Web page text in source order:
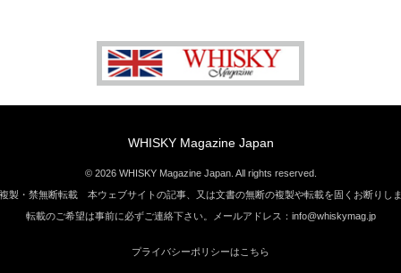
WHISKY Magazine Japan
© 2026 WHISKY Magazine Japan. All rights reserved.
製・禁無断転載 本ウェブサイトの記事、又は文書の無断の複製や転載を固くお断りし
転載のご希望は事前に必ずご連絡下さい。メールアドレス：info@whiskymag.jp
プライバシーポリシーはこちら